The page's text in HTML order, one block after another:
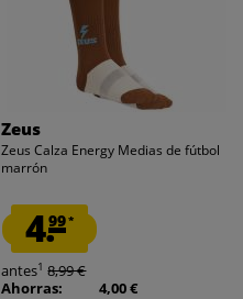
Zeus
Zeus Calza Energy Medias de fútbol
marrón
4.99*
antes1 8,99 €
Ahorras:
4,00 €